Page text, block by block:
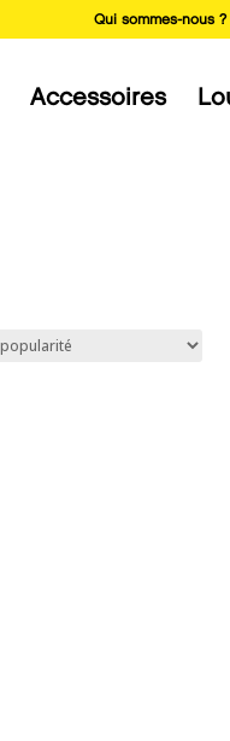
Qui sommes-nous ?
Accessoires